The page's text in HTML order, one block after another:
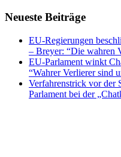
Neueste Beiträge
EU-Regierungen
– Breyer: “Die wahren
EU-Parlament winkt
“Wahrer Verlierer sind
Verfahrenstrick vor der
Parlament bei der